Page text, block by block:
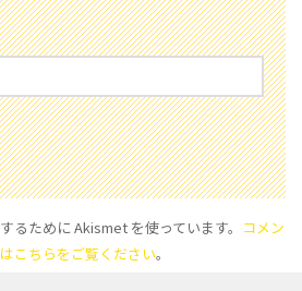
るために Akismet を使っています。 コメン
こちらをご覧ください。